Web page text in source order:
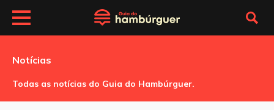
Notícias
Todas as notícias do Guia do Hambúrguer.